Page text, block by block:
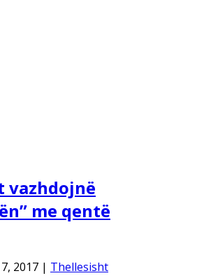
vazhdojnë
me qentë
2017 | Thellesisht